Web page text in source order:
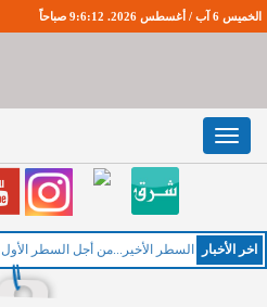
الخميس 6 آب / أغسطس 2026. 9:6:13 صباحاً
Toggle
navigation
اخر اﻷخبار السطر الأخير...من أجل السطر الأول